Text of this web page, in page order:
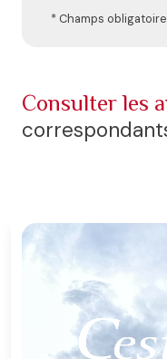
* Champs
consulter les